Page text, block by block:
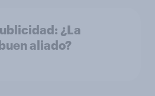
¿La
aliado?